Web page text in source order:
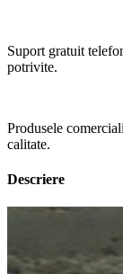
Suport gratuit
potrivite.
Produsele
calitate.
Descriere